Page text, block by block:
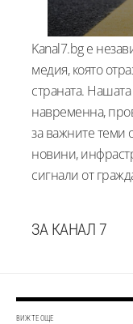
Kanal7.bg е
медия, която
страната.
навременна,
за важните теми
новини,
сигнали от
ЗА КАНАЛ 7
ВИЖТЕ ОЩЕ